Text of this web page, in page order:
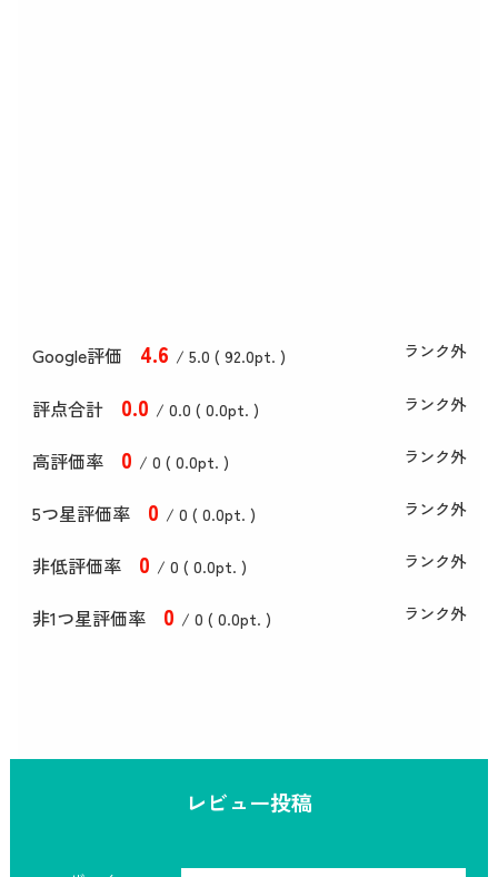
Google評価 4.6 / 5.0 ( 92.0pt. ) ランク外
評点合計 0.0 / 0.0 ( 0.0pt. ) ランク外
高評価率 0 / 0 ( 0.0pt. ) ランク外
5つ星評価率 0 / 0 ( 0.0pt. ) ランク外
非低評価率 0 / 0 ( 0.0pt. ) ランク外
非1つ星評価率 0 / 0 ( 0.0pt. ) ランク外
レビュー投稿